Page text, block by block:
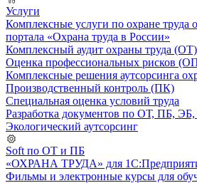
Услуги
Комплексные услуги по охране труда
портала «Охрана труда в России»
Комплексный аудит охраны труда (ОТ)
Оценка профессиональных рисков
Комплексные решения аутсорсинга
Производственный контроль (ПК)
Специальная оценка условий труда
Разработка документов по ОТ, ПБ,
Экологический аутсорсинг
Soft по ОТ и ПБ
«ОХРАНА ТРУДА» для
Фильмы и электронные курсы для